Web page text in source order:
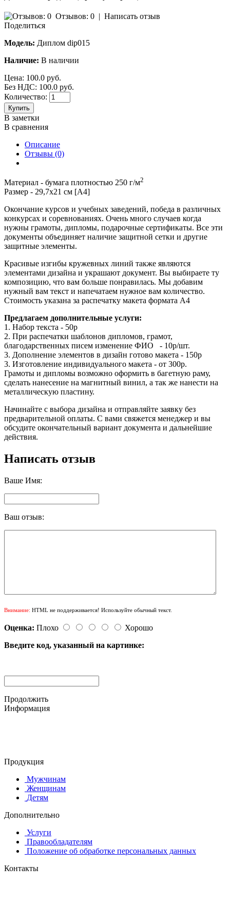
Отзывов: 0 | Написать отзыв
Поделиться
Модель: Диплом dip015
Наличие: В наличии
Цена: 100.0 руб.
Без НДС: 100.0 руб.
Количество:
Купить
В заметки
В сравнения
Описание
Отзывы (0)
Материал - бумага плотностью 250 г/м2
Размер - 29,7х21 см [А4]
Окончание курсов и учебных заведений, победа в различных
конкурсах и соревнованиях. Очень много случаев когда
нужны грамоты, дипломы, подарочные сертификаты. Все эти
документы объединяет наличие защитной сетки и другие
защитные элементы.
Красивые изгибы кружевных линий также являются
элементами дизайна и украшают документ. Вы выбираете ту
композицию, что вам больше понравилась. Мы добавим
нужный вам текст и напечатаем нужное вам количество.
Стоимость указана за распечатку макета формата А4
Предлагаем дополнительные услуги:
1. Набор текста - 50р
2. При распечатки шаблонов дипломов, грамот,
благодарственных писем изменение ФИО - 10р/шт.
3. Дополнение элементов в дизайн готово макета - 150р
3. Изготовление индивидуального макета - от 300р.
Грамоты и дипломы возможно оформить в багетную раму,
сделать нанесение на магнитный винил, а так же нанести на
металлическую пластину.
Начинайте с выбора дизайна и отправляйте заявку без
предварительной оплаты. С вами свяжется менеджер и вы
обсудите окончательный вариант документа и дальнейшие
действия.
Написать отзыв
Ваше Имя:
Ваш отзыв:
Внимание: HTML не поддерживается! Используйте обычный текст.
Оценка: Плохо
Хорошо
Введите код, указанный на картинке:
Продолжить
Информация
Продукция
Мужчинам
Женщинам
Детям
Дополнительно
Услуги
Правообладателям
Положение об обработке персональных данных
Контакты